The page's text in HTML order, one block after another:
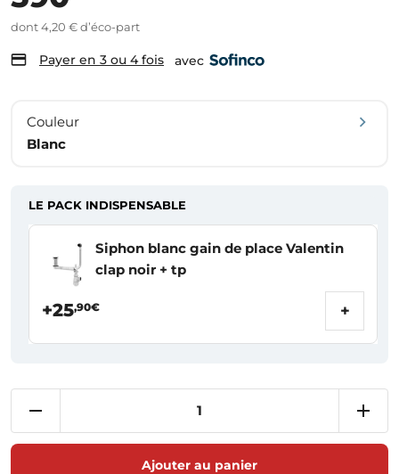
dont 4,20 € d’éco-part
Payer en 3 ou 4 fois avec
Couleur
Blanc
LE PACK INDISPENSABLE
Siphon blanc gain de place Valentin
clap noir + tp
+25,90€ +
Ajouter au panier